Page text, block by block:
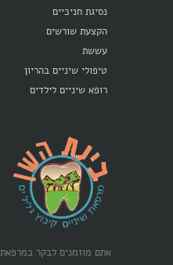
נסיגת חניכיים
הקצעת שורשים
עששת
טיפולי שיניים בהריון
רופא שיניים לילדים
אתם מוזמנים לבקר במרפאת